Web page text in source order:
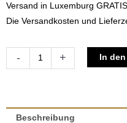
Versand in Luxemburg
Die Versandkosten und
-
De
d'Lëtzebuerger
+ In
Beschreibung